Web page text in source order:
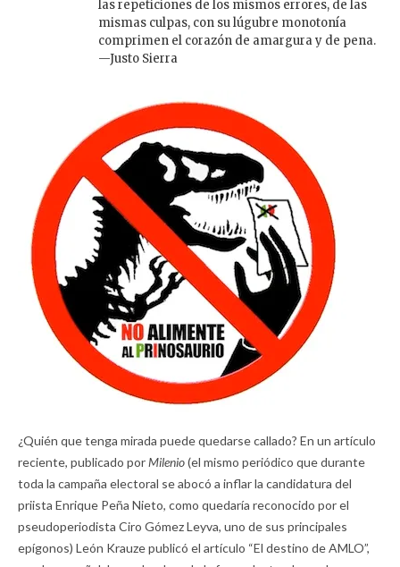
las repeticiones de los mismos errores, de las
mismas culpas, con su lúgubre monotonía
comprimen el corazón de amargura y de pena.
—Justo Sierra
¿Quién que tenga mirada puede quedarse callado? En un artículo
reciente, publicado porMilenio(el mismo periódico que durante
toda la campaña electoral se abocó a inflar la candidatura del
priista Enrique Peña Nieto, como quedaría reconocido por el
pseudoperiodista Ciro Gómez Leyva, uno de sus principales
epígonos) León Krauze publicó el artículo “El destino de AMLO”,